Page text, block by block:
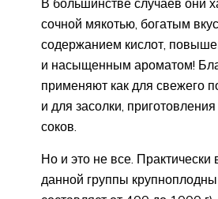
сочной мякотью, богатым
содержанием кислот,
и насыщенным ароматом!
применяют как для свежего
и для засолки,
соков.
Но и это не все. Практически
данной группы